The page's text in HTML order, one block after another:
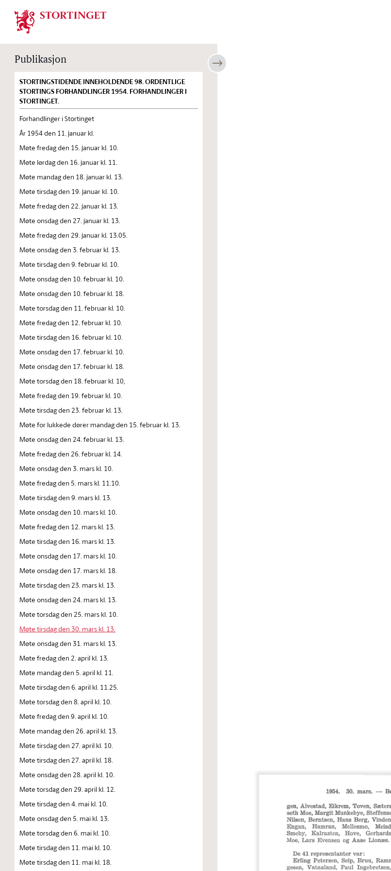
Stortinget.no
Publikasjon
STORTINGSTIDENDE INNEHOLDENDE 98. ORDENTLIGE
STORTINGS FORHANDLINGER 1954. FORHANDLINGER I
STORTINGET.
Forhandlinger i Stortinget
År 1954 den 11. januar kl.
Møte fredag den 15. januar kl. 10.
Møte lørdag den 16. januar kl. 11.
Møte mandag den 18. januar kl. 13.
Møte tirsdag den 19. januar kl. 10.
Møte fredag den 22. januar kl. 13.
Møte onsdag den 27. januar kl. 13.
Møte fredag den 29. januar kl. 13.05.
Møte onsdag den 3. februar kl. 13.
Møte tirsdag den 9. februar kl. 10.
Møte onsdag den 10. februar kl. 10.
Møte onsdag den 10. februar kl. 18.
Møte torsdag den 11. februar kl. 10.
Møte fredag den 12. februar kl. 10.
Møte tirsdag den 16. februar kl. 10.
Møte onsdag den 17. februar kl. 10.
Møte onsdag den 17. februar kl. 18.
Møte torsdag den 18. februar kl. 10,
Møte fredag den 19. februar kl. 10.
Møte tirsdag den 23. februar kl. 13.
Møte for lukkede dører mandag den 15. februar kl. 13.
Møte onsdag den 24. februar kl. 13.
Møte fredag den 26. februar kl. 14.
Møte onsdag den 3. mars kl. 10.
Møte fredag den 5. mars kl. 11.10.
Møte tirsdag den 9. mars kl. 13.
Møte onsdag den 10. mars kl. 10.
Møte fredag den 12. mars kl. 13.
Møte tirsdag den 16. mars kl. 13.
Møte onsdag den 17. mars kl. 10.
Møte onsdag den 17. mars kl. 18.
Møte tirsdag den 23. mars kl. 13.
Møte onsdag den 24. mars kl. 13.
Møte torsdag den 25. mars kl. 10.
Møte tirsdag den 30. mars kl. 13.
Møte onsdag den 31. mars kl. 13.
Møte fredag den 2. april kl. 13.
Møte mandag den 5. april kl. 11.
Møte tirsdag den 6. april kl. 11.25.
Møte torsdag den 8. april kl. 10.
Møte fredag den 9. april kl. 10.
Møte mandag den 26. april kl. 13.
Møte tirsdag den 27. april kl. 10.
Møte tirsdag den 27. april kl. 18.
Møte onsdag den 28. april kl. 10.
Møte torsdag den 29. april kl. 12.
Møte tirsdag den 4. mai kl. 10.
Møte onsdag den 5. mai kl. 13.
Møte torsdag den 6. mai kl. 10.
Møte tirsdag den 11. mai kl. 10.
Møte tirsdag den 11. mai kl. 18.